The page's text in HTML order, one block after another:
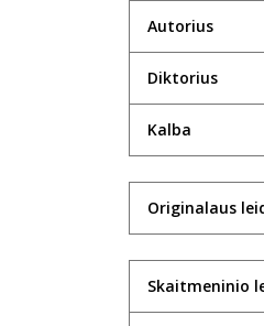
Autorius
Diktorius
Kalba
Originalaus
Skaitmeninio